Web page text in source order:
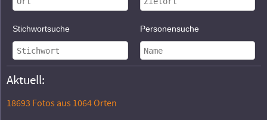
Stichwortsuche Personensuche
Aktuell:
18693 Fotos aus 1064 Orten